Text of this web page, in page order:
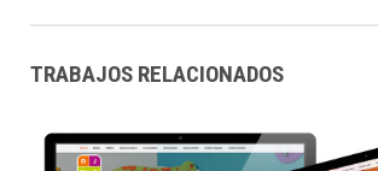
TRABAJOS RELACIONADOS